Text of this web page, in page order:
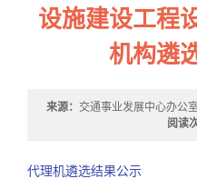
设施建设工程
机构遴
来源： 交通事业发展中心办公室
阅读
代理机遴选结果公示